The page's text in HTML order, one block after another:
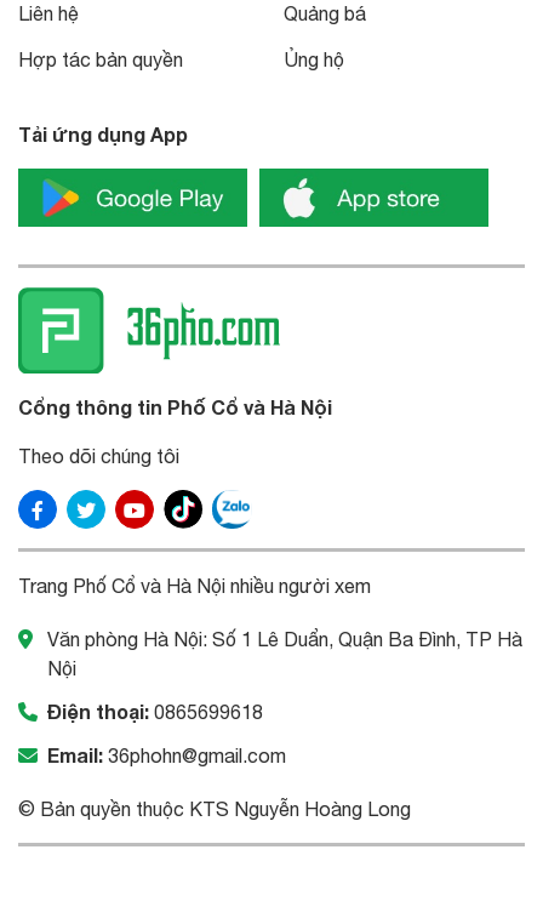
Liên hệ
Hợp tác bản quyền
Quảng bá
Ủng hộ
Tải ứng dụng App
Cổng thông tin Phố Cổ và Hà Nội
Theo dõi chúng tôi
Trang Phố Cổ và Hà Nội nhiều người xem
Văn phòng Hà Nội: Số 1 Lê Duẩn, Quận Ba Đình, TP Hà
Nội
Điện thoại: 0865699618
Email: 36phohn@gmail.com
© Bản quyền thuộc KTS Nguyễn Hoàng Long